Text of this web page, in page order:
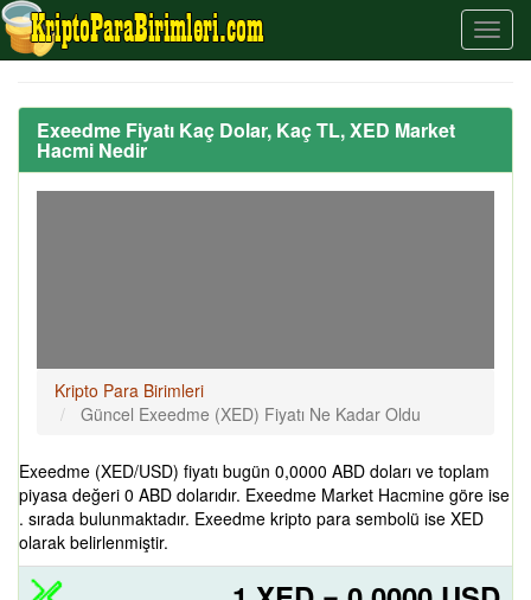
Exeedme Fiyatı Kaç Dolar, Kaç TL, XED Market
Hacmi Nedir
Kripto Para Birimleri
Güncel Exeedme (XED) Fiyatı Ne Kadar Oldu
Exeedme (XED/USD) fiyatı bugün 0,0000 ABD doları ve toplam
piyasa değeri 0 ABD dolarıdır. Exeedme Market Hacmine göre ise
. sırada bulunmaktadır. Exeedme kripto para sembolü ise XED
olarak belirlenmiştir.